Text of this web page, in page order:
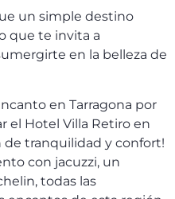
un simple destino
que te invita a
en la belleza de
en Tarragona por
el Hotel Villa Retiro en
de tranquilidad y confort!
con jacuzzi, un
todas las